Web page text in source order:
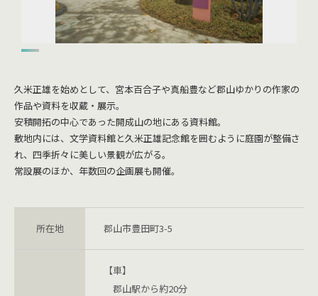
久米正雄を始めとして、宮本百合子や真船豊など郡山ゆかりの作家の
作品や資料を収蔵・展示。
安積開拓の中心であった開成山の地にある資料館。
敷地内には、文学資料館と久米正雄記念館を囲むように庭園が整備さ
れ、四季折々に美しい景観が広がる。
常設展のほか、年数回の企画展も開催。
所在地 郡山市豊田町3-5
【車】
郡山駅から約20分